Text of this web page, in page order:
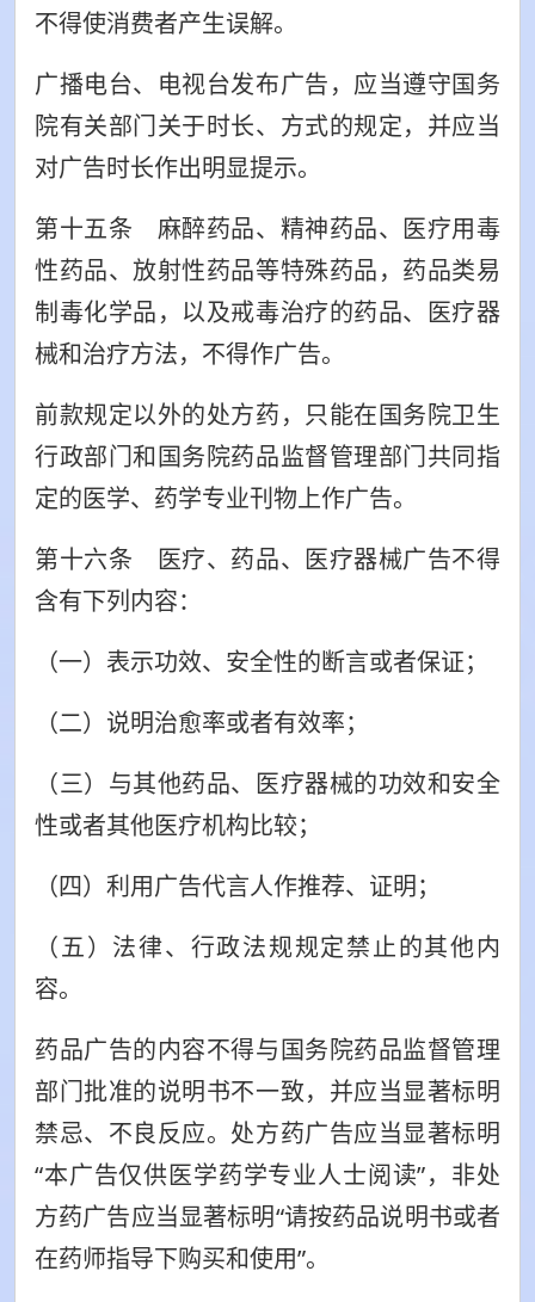
不得使消费者产生误解。
广播电台、电视台发布广告，应当遵守国务
院有关部门关于时长、方式的规定，并应当
对广告时长作出明显提示。
第十五条 麻醉药品、精神药品、医疗用毒
性药品、放射性药品等特殊药品，药品类易
制毒化学品，以及戒毒治疗的药品、医疗器
械和治疗方法，不得作广告。
前款规定以外的处方药，只能在国务院卫生
行政部门和国务院药品监督管理部门共同指
定的医学、药学专业刊物上作广告。
第十六条 医疗、药品、医疗器械广告不得
含有下列内容：
（一）表示功效、安全性的断言或者保证；
（二）说明治愈率或者有效率；
（三）与其他药品、医疗器械的功效和安全
性或者其他医疗机构比较；
（四）利用广告代言人作推荐、证明；
（五）法律、行政法规规定禁止的其他内
容。
药品广告的内容不得与国务院药品监督管理
部门批准的说明书不一致，并应当显著标明
禁忌、不良反应。处方药广告应当显著标明
“本广告仅供医学药学专业人士阅读”，非处
方药广告应当显著标明“请按药品说明书或者
在药师指导下购买和使用”。